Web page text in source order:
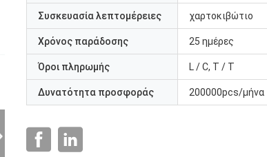
Συσκευασία λεπτομέρειες χαρτοκιβώτιο
Χρόνος παράδοσης 25 ημέρες
Όροι πληρωμής L / C, T / T
Δυνατότητα προσφοράς 200000pcs/μήνα